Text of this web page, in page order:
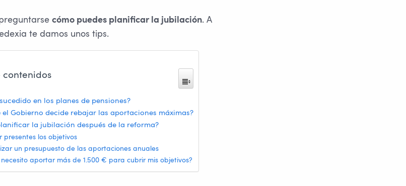
cómo puedes planificar la jubilación. A
te damos unos tips.
contenidos
en los planes de pensiones?
el Gobierno decide rebajar las aportaciones máximas?
la jubilación después de la reforma?
presentes los objetivos
un presupuesto de las aportaciones anuales
necesito aportar más de 1.500 € para cubrir mis objetivos?